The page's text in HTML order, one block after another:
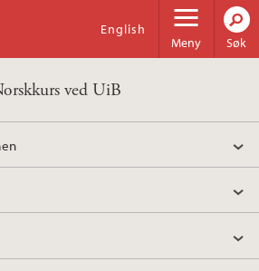
Meny
English
Søk
ved UiB